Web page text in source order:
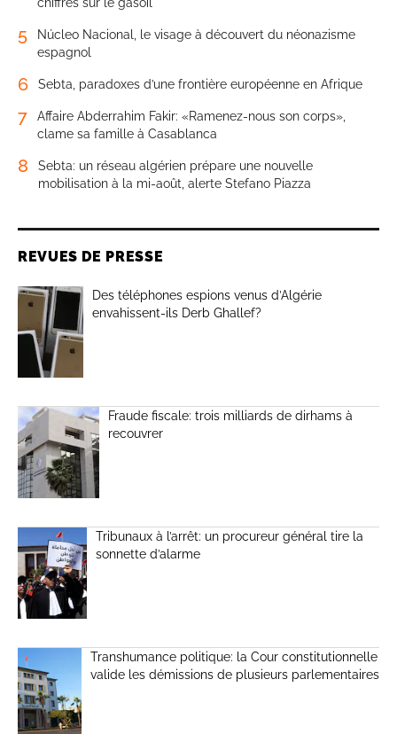
5
Núcleo Nacional, le visage à découvert du néonazisme
espagnol
6 Sebta, paradoxes d’une frontière européenne en Afrique
7
Affaire Abderrahim Fakir: «Ramenez-nous son corps»,
clame sa famille à Casablanca
8
Sebta: un réseau algérien prépare une nouvelle
mobilisation à la mi-août, alerte Stefano Piazza
REVUES DE PRESSE
Des téléphones espions venus d’Algérie
envahissent-ils Derb Ghallef?
Fraude fiscale: trois milliards de dirhams à
recouvrer
Tribunaux à l’arrêt: un procureur général tire la
sonnette d’alarme
Transhumance politique: la Cour constitutionnelle
valide les démissions de plusieurs parlementaires